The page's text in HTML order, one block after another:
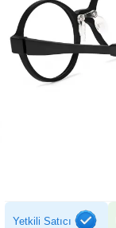
Yetkili Satıcı